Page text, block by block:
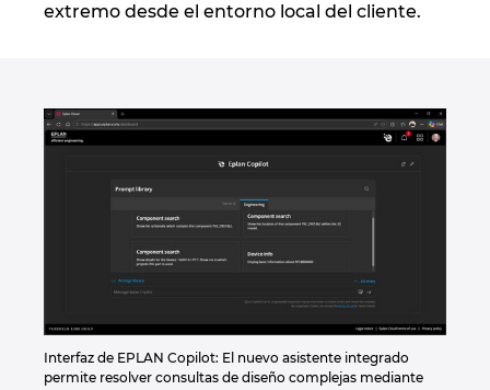
extremo desde el entorno local del cliente.
Interfaz de EPLAN Copilot: El nuevo asistente integrado
permite resolver consultas de diseño complejas mediante